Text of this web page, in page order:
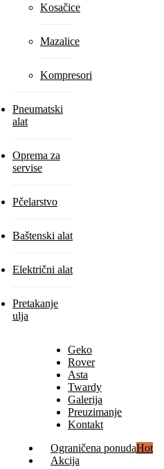
Kosačice
Mazalice
Kompresori
Pneumatski
alat
Oprema za
servise
Pčelarstvo
Baštenski alat
Električni alat
Pretakanje
ulja
Geko
Rover
Asta
Twardy
Galerija
Preuzimanje
Kontakt
Ograničena ponudaHot
Akcija